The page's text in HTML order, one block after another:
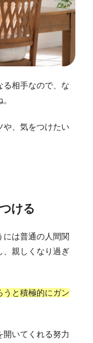
る相手なので、な
や、気をつけたい
ける
には普通の人間関
、親しくなり過ぎ
うと積極的にガン
いてくれる努力